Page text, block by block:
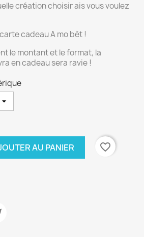
création choisir ais vous voulez
cadeau A mo bèt !
le montant et le format, la
en cadeau sera ravie !
AU PANIER favorite_border